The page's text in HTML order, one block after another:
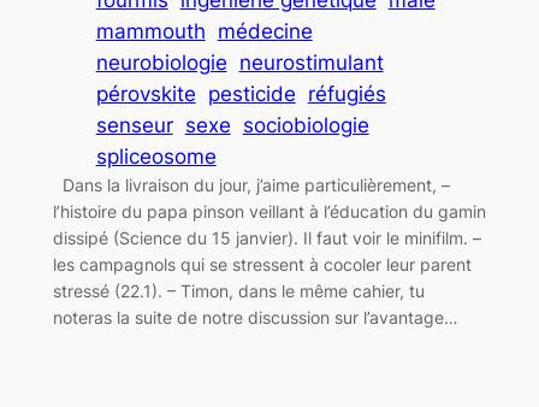
mammouth médecine
neurobiologie neurostimulant
pérovskite pesticide réfugiés
senseur sexe sociobiologie
spliceosome
Dans la livraison du jour, j’aime particulièrement, –
l’histoire du papa pinson veillant à l’éducation du gamin
dissipé (Science du 15 janvier). Il faut voir le minifilm. –
les campagnols qui se stressent à cocoler leur parent
stressé (22.1). – Timon, dans le même cahier, tu
noteras la suite de notre discussion sur l’avantage…